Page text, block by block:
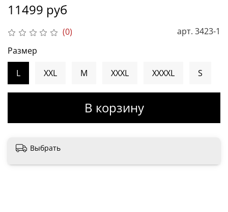
(0) арт. 3423-1
11499 руб
В корзину
Размер
L
XXL M XXXL XXXXL S
Выбрать